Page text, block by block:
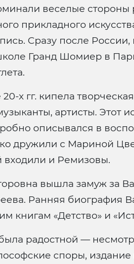
веселые стороны
прикладного
Сразу после
Гранд Шомиер в
х гг. кипела
артисты. Этот
описывался в
дружили с Мариной
и Ремизовы.
вышла замуж за
Ранняя биография
книгам «Детство» и
радостной —
споры, издание